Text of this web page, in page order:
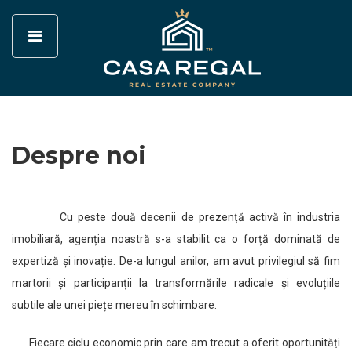
Despre noi
Cu peste două decenii de prezență activă în industria
imobiliară, agenția noastră s-a stabilit ca o forță dominată de
expertiză și inovație. De-a lungul anilor, am avut privilegiul să fim
martorii și participanții la transformările radicale și evoluțiile
subtile ale unei piețe mereu în schimbare.
Fiecare ciclu economic prin care am trecut a oferit oportunități